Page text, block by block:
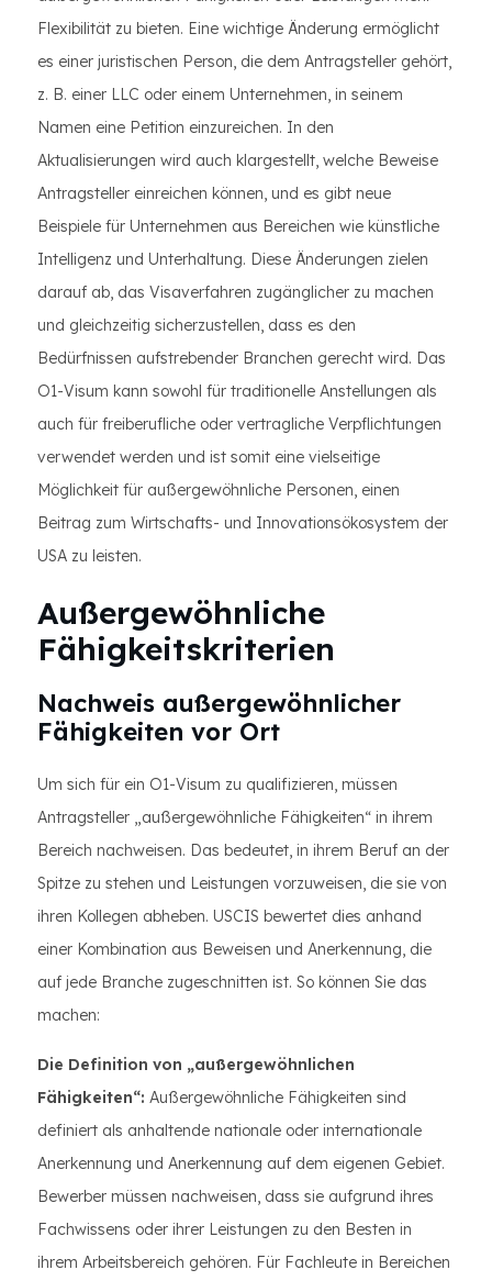
Flexibilität zu bieten. Eine wichtige Änderung ermöglicht
es einer juristischen Person, die dem Antragsteller gehört,
z. B. einer LLC oder einem Unternehmen, in seinem
Namen eine Petition einzureichen. In den
Aktualisierungen wird auch klargestellt, welche Beweise
Antragsteller einreichen können, und es gibt neue
Beispiele für Unternehmen aus Bereichen wie künstliche
Intelligenz und Unterhaltung. Diese Änderungen zielen
darauf ab, das Visaverfahren zugänglicher zu machen
und gleichzeitig sicherzustellen, dass es den
Bedürfnissen aufstrebender Branchen gerecht wird. Das
O1-Visum kann sowohl für traditionelle Anstellungen als
auch für freiberufliche oder vertragliche Verpflichtungen
verwendet werden und ist somit eine vielseitige
Möglichkeit für außergewöhnliche Personen, einen
Beitrag zum Wirtschafts- und Innovationsökosystem der
USA zu leisten.
Außergewöhnliche
Fähigkeitskriterien
Nachweis außergewöhnlicher
Fähigkeiten vor Ort
Um sich für ein O1-Visum zu qualifizieren, müssen
Antragsteller „außergewöhnliche Fähigkeiten“ in ihrem
Bereich nachweisen. Das bedeutet, in ihrem Beruf an der
Spitze zu stehen und Leistungen vorzuweisen, die sie von
ihren Kollegen abheben. USCIS bewertet dies anhand
einer Kombination aus Beweisen und Anerkennung, die
auf jede Branche zugeschnitten ist. So können Sie das
machen:
Die Definition von „außergewöhnlichen
Fähigkeiten“: Außergewöhnliche Fähigkeiten sind
definiert als anhaltende nationale oder internationale
Anerkennung und Anerkennung auf dem eigenen Gebiet.
Bewerber müssen nachweisen, dass sie aufgrund ihres
Fachwissens oder ihrer Leistungen zu den Besten in
ihrem Arbeitsbereich gehören. Für Fachleute in Bereichen